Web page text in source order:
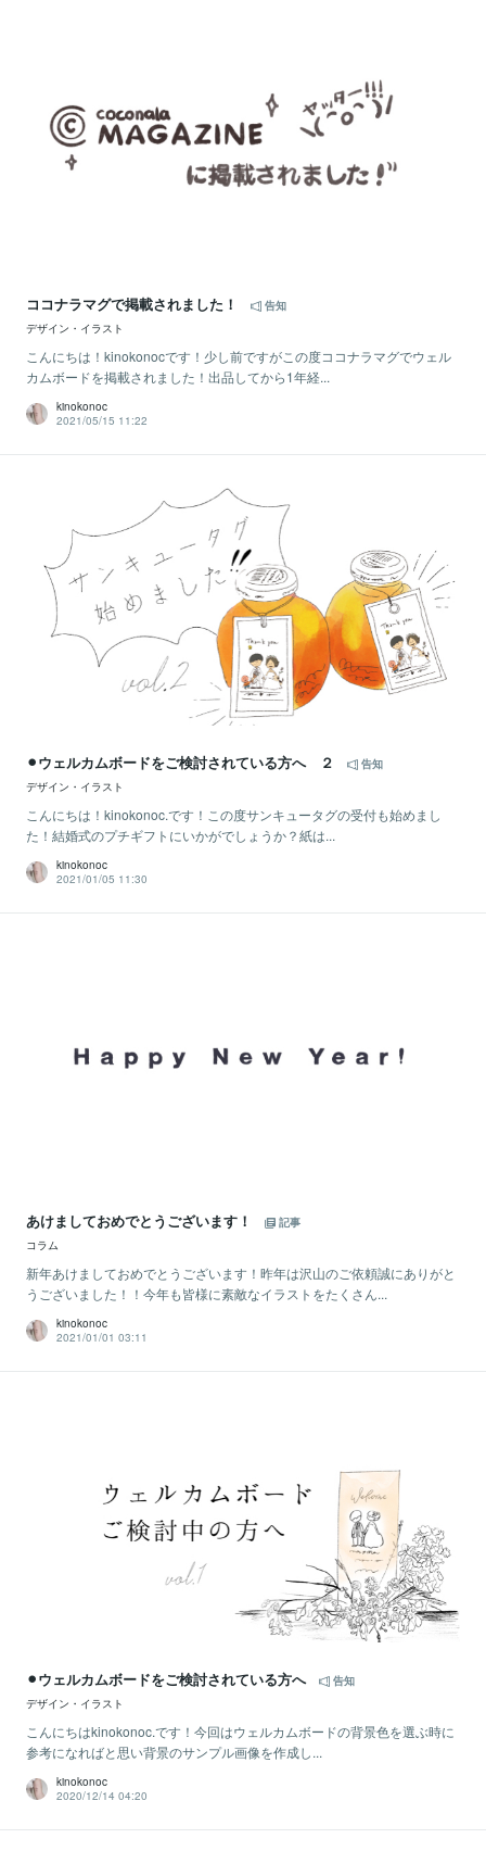
ココナラマグで掲載されました！
告知
デザイン・イラスト
こんにちは！kinokonocです！少し前ですがこの度ココナラマグでウェル
カムボードを掲載されました！出品してから1年経...
kinokonoc
2021/05/15 11:22
⚫︎ウェルカムボードをご検討されている方へ ２
告知
デザイン・イラスト
こんにちは！kinokonoc.です！この度サンキュータグの受付も始めまし
た！結婚式のプチギフトにいかがでしょうか？紙は...
kinokonoc
2021/01/05 11:30
あけましておめでとうございます！
記事
コラム
新年あけましておめでとうございます！昨年は沢山のご依頼誠にありがと
うございました！！今年も皆様に素敵なイラストをたくさん...
kinokonoc
2021/01/01 03:11
⚫︎ウェルカムボードをご検討されている方へ
告知
デザイン・イラスト
こんにちはkinokonoc.です！今回はウェルカムボードの背景色を選ぶ時に
参考になればと思い背景のサンプル画像を作成し...
kinokonoc
2020/12/14 04:20